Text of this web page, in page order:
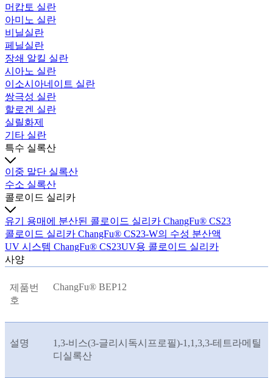
머캅토 실란
아미노 실란
비닐실란
페닐실란
장쇄 알킬 실란
시아노 실란
이소시아네이트 실란
쌍극성 실란
할로겐 실란
실릴화제
기타 실란
특수 실록산
이중 말단 실록산
수소 실록산
콜로이드 실리카
유기 용매에 분산된 콜로이드 실리카 ChangFu® CS23
콜로이드 실리카 ChangFu® CS23-W의 수성 분산액
UV 시스템 ChangFu® CS23UV용 콜로이드 실리카
사양
제품번
호
ChangFu® BEP12
설명
1,3-비스(3-글리시독시프로필)-1,1,3,3-테트라메틸
디실록산